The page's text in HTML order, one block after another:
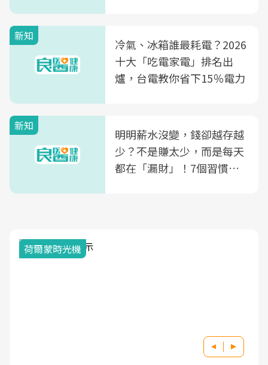
光田醫院建構360度女性健
康照護生態圈
新知
冷氣、冰箱誰最耗電？2026
十大「吃電家電」排名出
爐，台電教你省下15％電力
新知
明明薪水沒變，錢卻越存越
少？不是賺太少，而是每天
都在「漏財」！7個習慣一
荷爾蒙時光機